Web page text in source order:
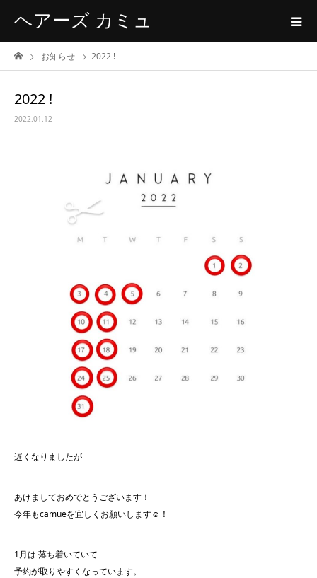
ヘアーズ カミュ
お知らせ 2022 !
2022 !
2022.01.12
遅くなりましたが
あけましておめでとうございます！
今年もcamueを宜しくお願いします☺︎！
1月は 落ち着いていて
予約が取りやすくなっています。